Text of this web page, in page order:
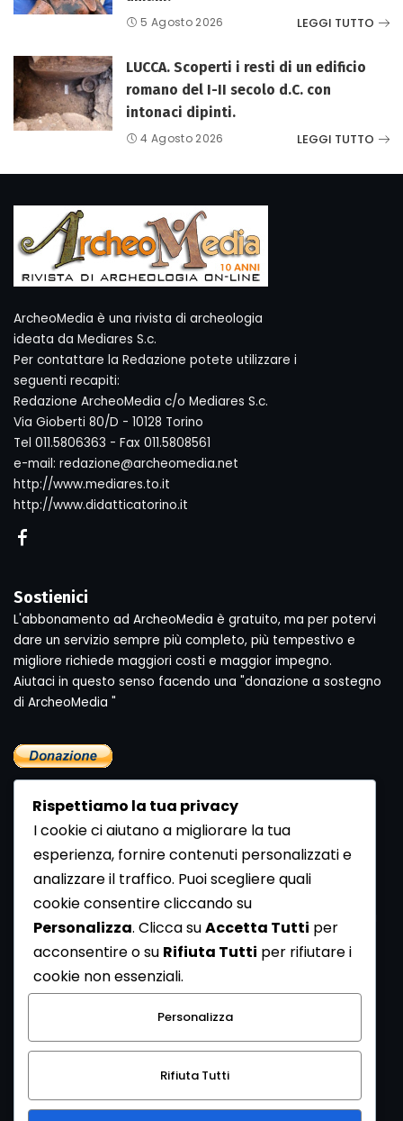
5 Agosto 2026 LEGGI TUTTO
LUCCA. Scoperti i resti di un edificio
romano del I-II secolo d.C. con
intonaci dipinti.
4 Agosto 2026 LEGGI TUTTO
ArcheoMedia è una rivista di archeologia
ideata da Mediares S.c.
Per contattare la Redazione potete utilizzare i
seguenti recapiti:
Redazione ArcheoMedia c/o Mediares S.c.
Via Gioberti 80/D - 10128 Torino
Tel 011.5806363 - Fax 011.5808561
e-mail: redazione@archeomedia.net
http://www.mediares.to.it
http://www.didatticatorino.it
Sostienici
L'abbonamento ad ArcheoMedia è gratuito, ma per potervi
dare un servizio sempre più completo, più tempestivo e
migliore richiede maggiori costi e maggior impegno.
Aiutaci in questo senso facendo una "donazione a sostegno
di ArcheoMedia "
Newsletter
Se vuoi ricevere la Rivista gratuita di archeologia realizzata
dalla Redazione di ArcheoMedia iscriviti alla nostra
Newsletter [Clicca Qui]
Con l'invio del messaggio l'utente dichiara di aver letto
l’informativa sulla privacy e di acconsentire al trattamento
dei propri dati personali.
Rispettiamo la tua privacy
I cookie ci aiutano a migliorare la tua
esperienza, fornire contenuti personalizzati e
analizzare il traffico. Puoi scegliere quali
cookie consentire cliccando su
Personalizza. Clicca suAccetta Tutti per
acconsentire o su Rifiuta Tutti per rifiutare i
cookie non essenziali.
Personalizza
Rifiuta Tutti